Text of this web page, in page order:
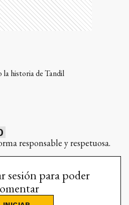
la historia de Tandil
responsable y respetuosa.
sesión para poder